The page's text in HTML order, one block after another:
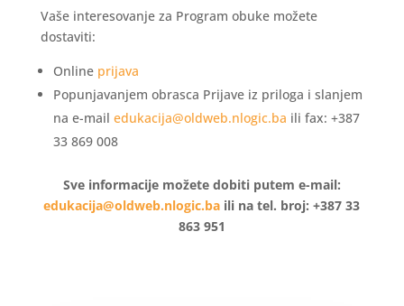
Vaše interesovanje za Program obuke možete
dostaviti:
Online prijava
Popunjavanjem obrasca Prijave iz priloga i slanjem
na e-mail edukacija@oldweb.nlogic.ba ili fax: +387
33 869 008
Sve informacije možete dobiti putem e-mail:
edukacija@oldweb.nlogic.ba ili na tel. broj: +387 33
863 951